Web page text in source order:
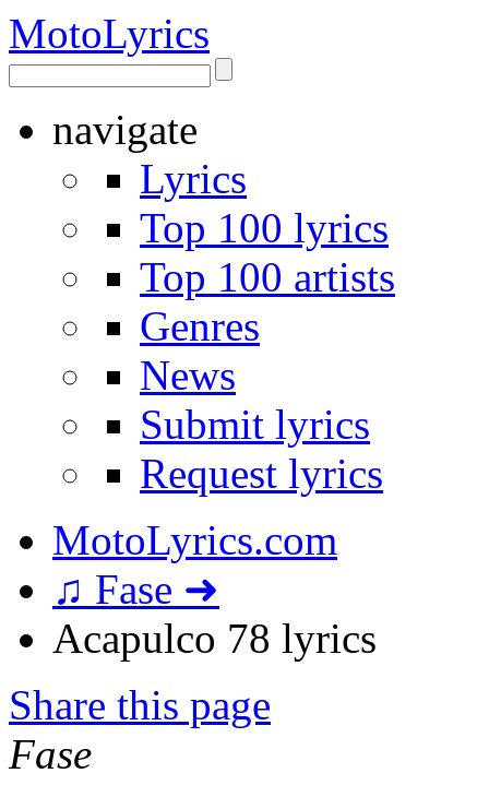
MotoLyrics
navigate
Lyrics
Top 100 lyrics
Top 100 artists
Genres
News
Submit lyrics
Request lyrics
MotoLyrics.com
♫ Fase ➜
Acapulco 78 lyrics
Share this page
Fase